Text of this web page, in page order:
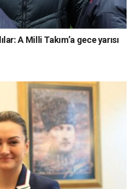
A Milli Takım’a gece yarısı